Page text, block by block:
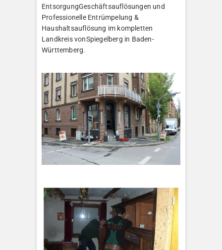
EntsorgungGeschäftsauflösungen und
Professionelle Entrümpelung &
Haushaltsauflösung im kompletten
Landkreis vonSpiegelberg in Baden-
Württemberg.